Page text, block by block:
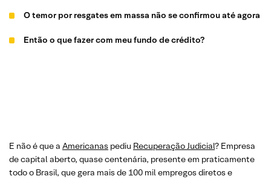
O temor por resgates em massa não se confirmou até agora
Então o que fazer com meu fundo de crédito?
E não é que a Americanas pediu Recuperação Judicial? Empresa
de capital aberto, quase centenária, presente em praticamente
todo o Brasil, que gera mais de 100 mil empregos diretos e